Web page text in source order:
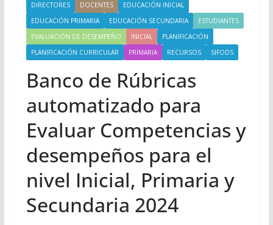
DIRECTORES
DOCENTES
EDUCACIÓN INICIAL
EDUCACIÓN PRIMARIA
EDUCACIÓN SECUNDARIA
ESTUDIANTES
EVALUACIÓN DE DESEMPEÑO
INICIAL
PLANIFICACIÓN
PLANIFICACIÓN CURRICULAR
PRIMARIA RECURSOS SIFODS
Banco de Rúbricas
automatizado para
Evaluar Competencias y
desempeños para el
nivel Inicial, Primaria y
Secundaria 2024